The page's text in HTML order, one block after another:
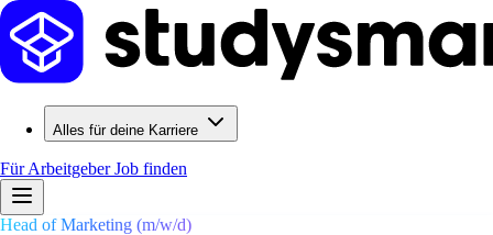
Alles für deine Karriere
Für ArbeitgeberJob finden
Head of Marketing (m/w/d)